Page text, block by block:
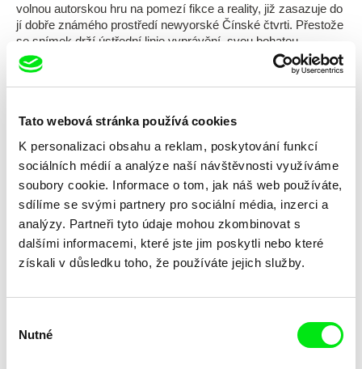
Tato webová stránka používá cookies
K personalizaci obsahu a reklam, poskytování funkcí
sociálních médií a analýze naší návštěvnosti využíváme
soubory cookie. Informace o tom, jak náš web používáte,
sdílíme se svými partnery pro sociální média, inzerci a
analýzy. Partneři tyto údaje mohou zkombinovat s
dalšími informacemi, které jste jim poskytli nebo které
získali v důsledku toho, že používáte jejich služby.
souhlasu
Nutné
volnou autorskou hru na pomezí fikce a reality, již zasazuje do
jí dobře známého prostředí newyorské Čínské čtvrti. Přestože
se snímek drží ústřední linie vyprávění, svou bohatou
asociativní povahou odkazuje spíše k volnému pohybu mezi
silnými společenskými tématy, kdy se autorem příběhu stává
především divák.
Sestavujte s námi filmové fragmenty ze života Ameriky od
4. do 10. května zdarma!
Předplatit US $6.99 měsíčně